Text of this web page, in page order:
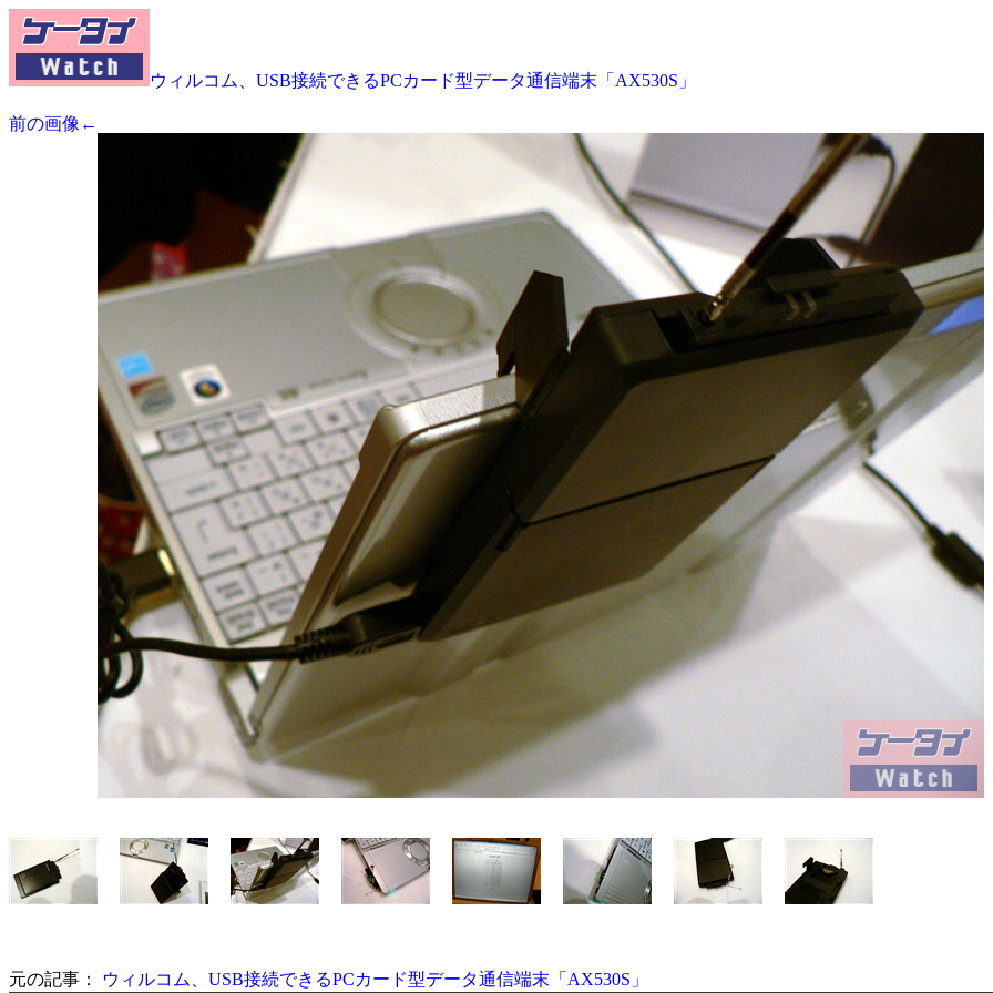
ウィルコム、USB接続できるPCカード型データ通信端末「AX530S」
前の画像←
元の記事： ウィルコム、USB接続できるPCカード型データ通信端末「AX530S」